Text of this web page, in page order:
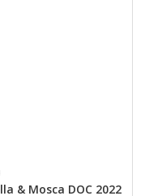
& Mosca DOC 2022